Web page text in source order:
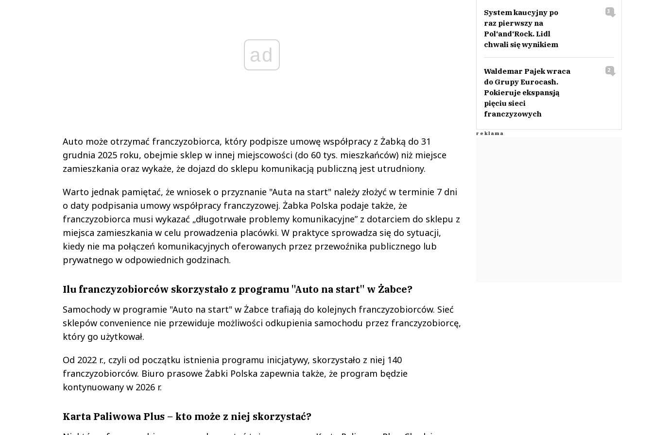
ad
Auto może otrzymać franczyzobiorca, który podpisze umowę współpracy z Żabką do 31
grudnia 2025 roku, obejmie sklep w innej miejscowości (do 60 tys. mieszkańców) niż miejsce
zamieszkania oraz wykaże, że dojazd do sklepu komunikacją publiczną jest utrudniony.
Warto jednak pamiętać, że wniosek o przyznanie "Auta na start" należy złożyć w terminie 7 dni
o daty podpisania umowy współpracy franczyzowej. Żabka Polska podaje także, że
franczyzobiorca musi wykazać „długotrwałe problemy komunikacyjne” z dotarciem do sklepu z
miejsca zamieszkania w celu prowadzenia placówki. W praktyce sprowadza się do sytuacji,
kiedy nie ma połączeń komunikacyjnych oferowanych przez przewoźnika publicznego lub
prywatnego w odpowiednich godzinach.
Ilu franczyzobiorców skorzystało z programu "Auto na start" w Żabce?
Samochody w programie "Auto na start" w Żabce trafiają do kolejnych franczyzobiorców. Sieć
sklepów convenience nie przewiduje możliwości odkupienia samochodu przez franczyzobiorcę,
który go użytkował.
Od 2022 r., czyli od początku istnienia programu inicjatywy, skorzystało z niej 140
franczyzobiorców. Biuro prasowe Żabki Polska zapewnia także, że program będzie
kontynuowany w 2026 r.
Karta Paliwowa Plus – kto może z niej skorzystać?
System kaucyjny po
raz pierwszy na
Pol‘and‘Rock. Lidl
chwali się wynikiem
3
Waldemar Pajek wraca
do Grupy Eurocash.
Pokieruje ekspansją
pięciu sieci
franczyzowych
2